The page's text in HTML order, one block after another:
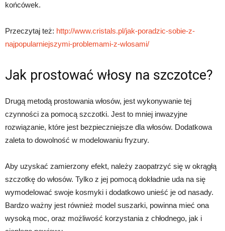
końcówek.
Przeczytaj też: http://www.cristals.pl/jak-poradzic-sobie-z-
najpopularniejszymi-problemami-z-wlosami/
Jak prostować włosy na szczotce?
Drugą metodą prostowania włosów, jest wykonywanie tej
czynności za pomocą szczotki. Jest to mniej inwazyjne
rozwiązanie, które jest bezpieczniejsze dla włosów. Dodatkowa
zaleta to dowolność w modelowaniu fryzury.
Aby uzyskać zamierzony efekt, należy zaopatrzyć się w okrągłą
szczotkę do włosów. Tylko z jej pomocą dokładnie uda na się
wymodelować swoje kosmyki i dodatkowo unieść je od nasady.
Bardzo ważny jest również model suszarki, powinna mieć ona
wysoką moc, oraz możliwość korzystania z chłodnego, jak i